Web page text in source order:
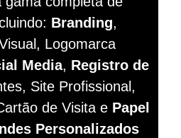
Branding,
Logomarca
Media, Registro de
Site Profissional,
de Visita e Papel
Personalizados